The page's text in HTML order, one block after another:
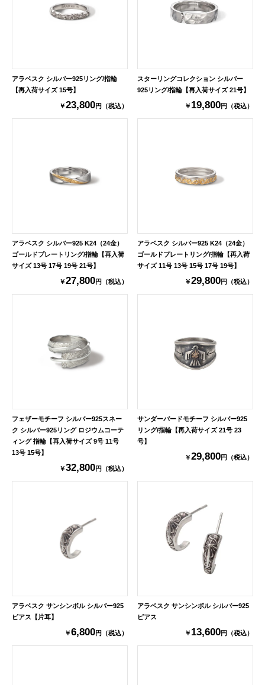
アラベスク シルバー925リング/指輪
【再入荷サイズ 15号】
￥23,800円（税込）
スターリングコレクション シルバー
925リング/指輪【再入荷サイズ 21号】
￥ 19,800円（税込）
アラベスク シルバー925 K24（24金）
ゴールドプレートリング/指輪【再入荷
サイズ 13号 17号 19号 21号】
￥27,800円（税込）
アラベスク シルバー925 K24（24金）
ゴールドプレートリング/指輪【再入荷
サイズ 11号 13号 15号 17号 19号】
￥29,800円（税込）
フェザーモチーフ シルバー925スネー
ク シルバー925リング ロジウムコーテ
ィング 指輪【再入荷サイズ 9号 11号
13号 15号】
￥32,800円（税込）
サンダーバードモチーフ シルバー925
リング/指輪【再入荷サイズ 21号 23
号】
￥29,800円（税込）
アラベスク サンシンボル シルバー925
ピアス【片耳】
￥6,800円（税込）
アラベスク サンシンボル シルバー925
ピアス
￥ 13,600円（税込）